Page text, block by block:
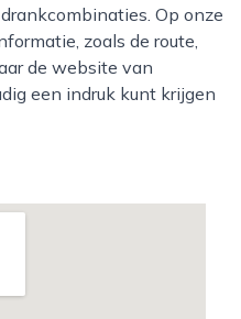
Op onze
zoals de route,
de website van
een indruk kunt krijgen